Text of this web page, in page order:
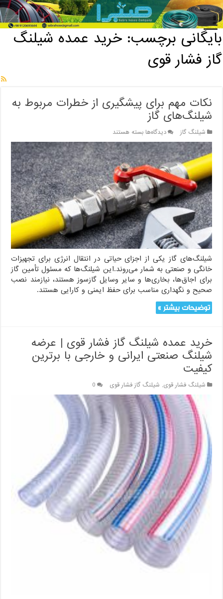
خانه / بایگانی برچسب: خرید عمده شیلنگ گاز فشار قوی
بایگانی برچسب:خرید عمده شیلنگ
گاز فشار قوی
نکات مهم برای پیشگیری از خطرات مربوط به
شیلنگ‌های گاز
شیلنگ گاز دیدگاه‌هابرای
نکات
مهم
برای
پیشگیری
از
خطرات
مربوط
به
شیلنگ‌های
گاز
بسته هستند
شیلنگ‌های گاز یکی از اجزای حیاتی در انتقال انرژی برای تجهیزات
خانگی و صنعتی به شمار می‌روند.این شیلنگ‌ها که مسئول تأمین گاز
برای اجاق‌ها، بخاری‌ها و سایر وسایل گازسوز هستند، نیازمند نصب
صحیح و نگهداری مناسب برای حفظ ایمنی و کارایی هستند.
توضیحات بیشتر »
خرید عمده شیلنگ گاز فشار قوی | عرضه
شیلنگ صنعتی ایرانی و خارجی با برترین
کیفیت
شیلنگ فشار قوی, شیلنگ گاز فشار قوی 0